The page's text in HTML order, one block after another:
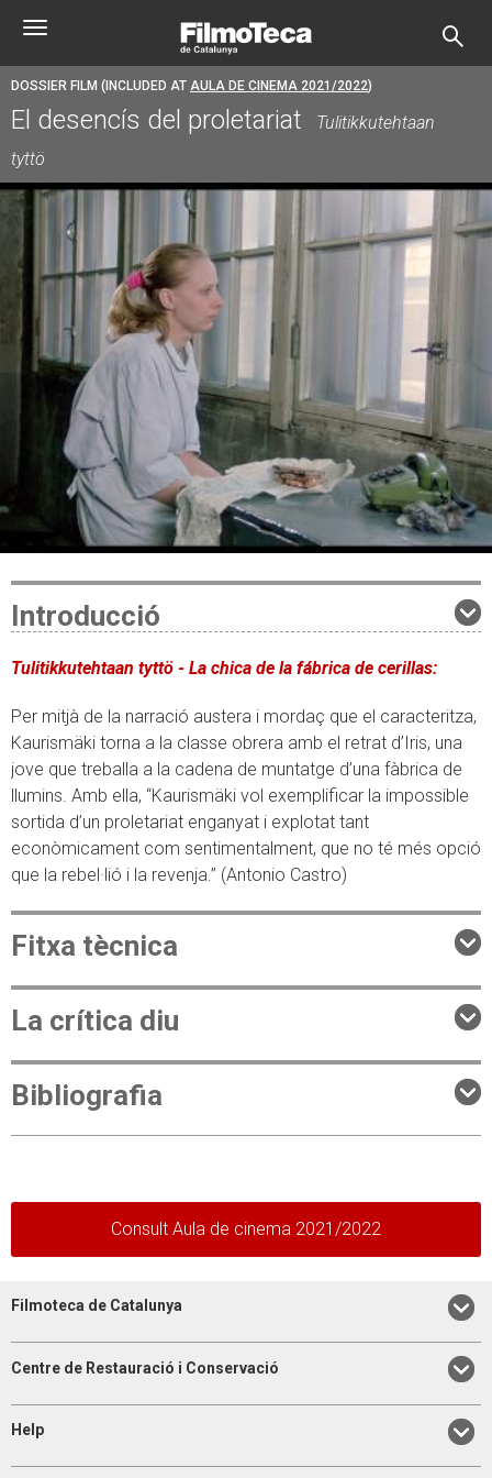
content
Toggle
DOSSIER FILM (INCLUDED AT AULA DE CINEMA 2021/2022)
El desencís del proletariat
Tulitikkutehtaan
tyttö
Introducció
Tulitikkutehtaan tyttö - La chica de la fábrica de cerillas:
Per mitjà de la narració austera i mordaç que el caracteritza,
Kaurismäki torna a la classe obrera amb el retrat d’Iris, una
jove que treballa a la cadena de muntatge d’una fàbrica de
llumins. Amb ella, “Kaurismäki vol exemplificar la impossible
sortida d’un proletariat enganyat i explotat tant
econòmicament com sentimentalment, que no té més opció
que la rebel·lió i la revenja.” (Antonio Castro)
Fitxa tècnica
La crítica diu
Bibliografia
Consult Aula de cinema 2021/2022
Filmoteca de Catalunya
Centre de Restauració i Conservació
Help